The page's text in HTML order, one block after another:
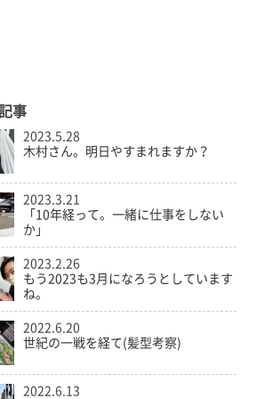
事
2023.5.28
木村さん。明日やすまれますか？
2023.3.21
「10年経って。一緒に仕事をしない
か」
2023.2.26
もう2023も3月になろうとしています
ね。
2022.6.20
世紀の一戦を経て(髪型考察)
2022.6.13